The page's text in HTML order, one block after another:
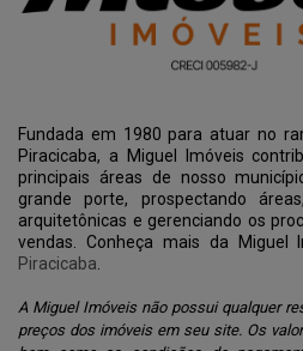
Fundada em 1980 para atuar no
Piracicaba, a Miguel Imóveis
principais áreas de nosso
grande porte, prospectando
arquitetônicas e gerenciando os
vendas. Conheça mais da Miguel
Piracicaba
A Miguel Imóveis não possui qualquer
preços dos imóveis em seu site. Os